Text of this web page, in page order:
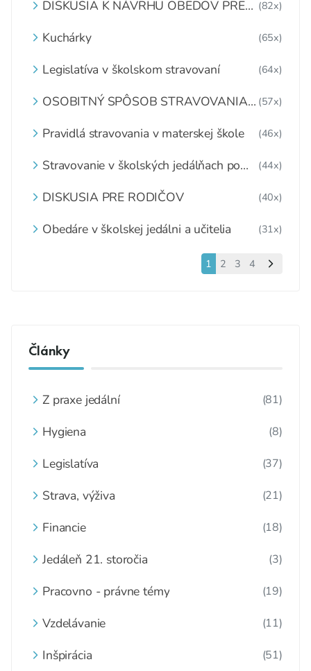
DISKUSIA K NÁVRHU OBEDOV PRE
(82x)
Kuchárky (65x)
Legislatíva v školskom stravovaní (64x)
OSOBITNÝ SPÔSOB STRAVOVANIA
ZARIADENÍ
(57x)
Pravidlá stravovania v materskej škole (46x)
Stravovanie v školských jedálňach po
(44x)
DISKUSIA PRE RODIČOV (40x)
Obedáre v školskej jedálni a učitelia (31x)
1 2 3 4
Články
Z praxe jedální (81)
Hygiena (8)
Legislatíva (37)
Strava, výživa (21)
Financie (18)
Jedáleň 21. storočia (3)
Pracovno - právne témy (19)
Vzdelávanie (11)
Inšpirácia (51)